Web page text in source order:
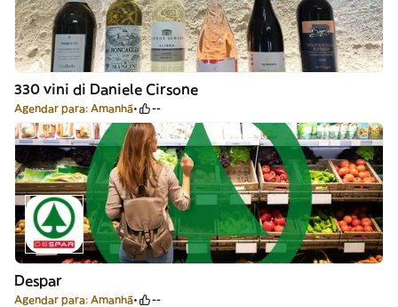
330 vini di Daniele Cirsone
Agendar para: Amanhã --
Despar
Agendar para: Amanhã --